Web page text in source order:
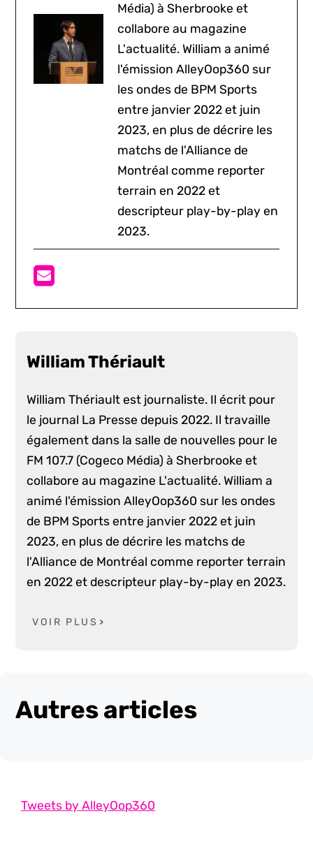
Média) à Sherbrooke et
collabore au magazine
L'actualité. William a animé
l'émission AlleyOop360 sur
les ondes de BPM Sports
entre janvier 2022 et juin
2023, en plus de décrire les
matchs de l'Alliance de
Montréal comme reporter
terrain en 2022 et
descripteur play-by-play en
2023.
William Thériault
William Thériault est journaliste. Il écrit pour
le journal La Presse depuis 2022. Il travaille
également dans la salle de nouvelles pour le
FM 107.7 (Cogeco Média) à Sherbrooke et
collabore au magazine L'actualité. William a
animé l'émission AlleyOop360 sur les ondes
de BPM Sports entre janvier 2022 et juin
2023, en plus de décrire les matchs de
l'Alliance de Montréal comme reporter terrain
en 2022 et descripteur play-by-play en 2023.
VOIR PLUS
Autres articles
Tweets by AlleyOop360